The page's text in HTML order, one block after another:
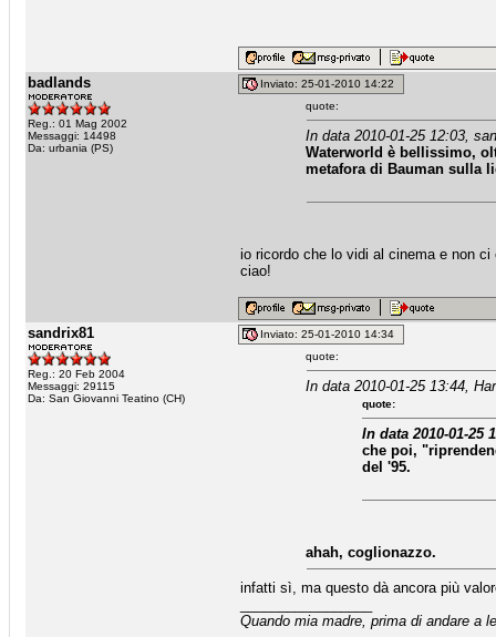
badlands
Reg.: 01 Mag 2002
Messaggi: 14498
Da: urbania (PS)
Inviato: 25-01-2010 14:22
quote:
In data 2010-01-25 12:03,
Waterworld è bellissimo,
metafora di Bauman sulla
io ricordo che lo vidi al cinema e non
ciao!
sandrix81
Reg.: 20 Feb 2004
Messaggi: 29115
Da: San Giovanni Teatino (CH)
Inviato: 25-01-2010 14:34
quote:
In data 2010-01-25 13:44,
quote:
In data 2010-01-25
che poi,
del '95.
ahah, coglionazzo.
infatti sì, ma questo dà ancora più
Quando mia madre, prima di andare a